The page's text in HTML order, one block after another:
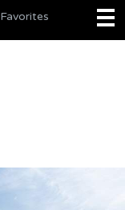
Favorites